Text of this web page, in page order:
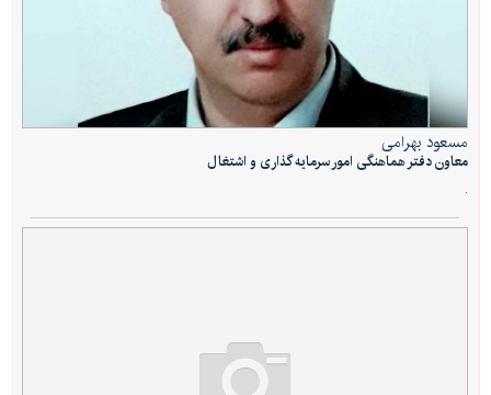
مسعود بهرامی
معاون دفتر هماهنگی امور سرمایه گذاری و اشتغال
.